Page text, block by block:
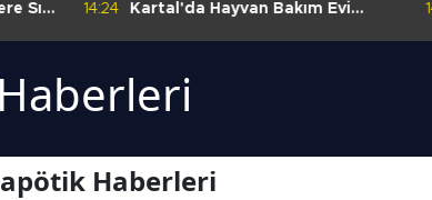
Sıkı
14:24
Kartal'da Hayvan Bakım Evi
Haberleri